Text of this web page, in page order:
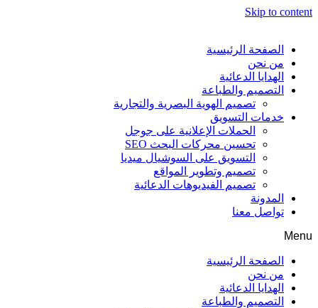
Skip to content
الصفحة الرئيسية
من نحن
الهدايا الدعائية
التصميم والطباعة
تصميم الهوية البصرية والتجارية
خدمات التسويق
الحملات الإعلانية على جوجل
تحسين محركات البحث SEO
التسويق على السوشيال ميديا
تصميم وتطوير المواقع
تصميم الفيديوهات الدعائية
المدونة
تواصل معنا
Menu
الصفحة الرئيسية
من نحن
الهدايا الدعائية
التصميم والطباعة